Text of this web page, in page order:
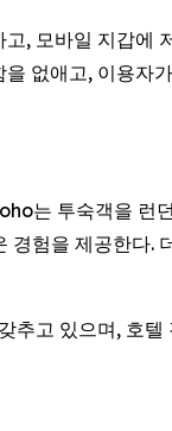
, 모바일 지갑에
없애고, 이용자
는 투숙객을 런
험을 제공한다.
고 있으며, 호텔